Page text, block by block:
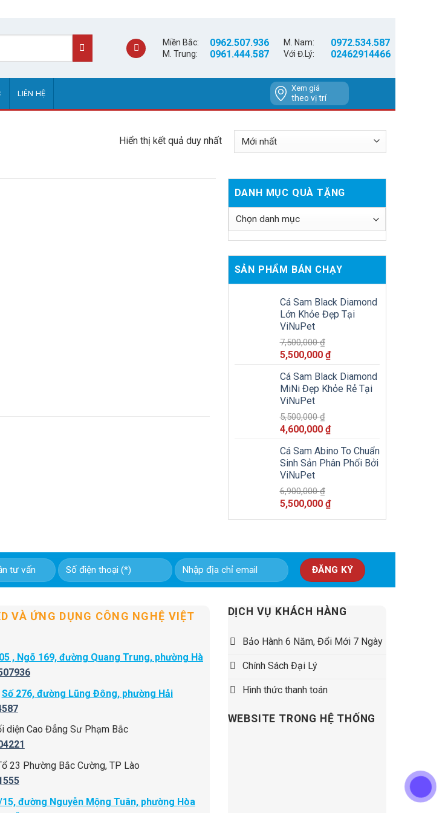
Miền Bắc: 0962.507.936 M. Nam: 0972.534.587
M. Trung: 0961.444.587 Với Đ.Lý: 02462914466
LIÊN HỆ
Xem giá
theo vị trí
Hiển thị kết quả duy nhất
DANH MỤC QUÀ TẶNG
SẢN PHẨM BÁN CHẠY
Cá Sam Black Diamond
Lớn Khỏe Đẹp Tại
ViNuPet
7,500,000₫
Giá
là:
7,500,000 ₫.
5,500,000 ₫Giá
tại
là:
Cá Sam Black Diamond
MiNi Đẹp Khỏe Rẻ Tại
ViNuPet
5,500,000₫
Giá
là:
5,500,000 ₫.
4,600,000 ₫Giá
tại
là:
Cá Sam Abino To Chuẩn
Sinh Sản Phân Phối Bởi
ViNuPet
6,900,000₫
Giá
5,500,000 ₫Giá
5,500,000 ₫.
VÀ ỨNG DỤNG CÔNG NGHỆ VIỆT
, Ngõ 169, đường Quang Trung, phường Hà
Số 276, đường Lũng Đông, phường Hải
diện Cao Đẳng Sư Phạm Bắc
23 Phường Bắc Cường, TP Lào
15, đường Nguyễn Mộng Tuân, phường Hòa
DỊCH VỤ KHÁCH HÀNG
Bảo Hành 6 Năm, Đổi Mới 7 Ngày
Chính Sách Đại Lý
Hình thức thanh toán
WEBSITE TRONG HỆ THỐNG